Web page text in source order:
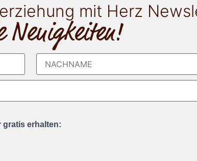
mit Herz
Neuigkeiten!
gratis erhalten: